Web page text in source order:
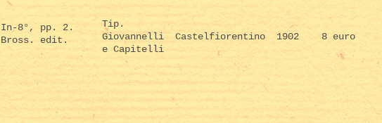
In-8°, pp. 2.
Bross. edit.
Tip.
Giovannelli
e Capitelli
Castelfiorentino 1902 8 euro